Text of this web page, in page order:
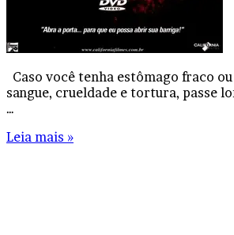
Caso você tenha estômago fraco
sangue, crueldade e tortura, passe
…
Leia mais »